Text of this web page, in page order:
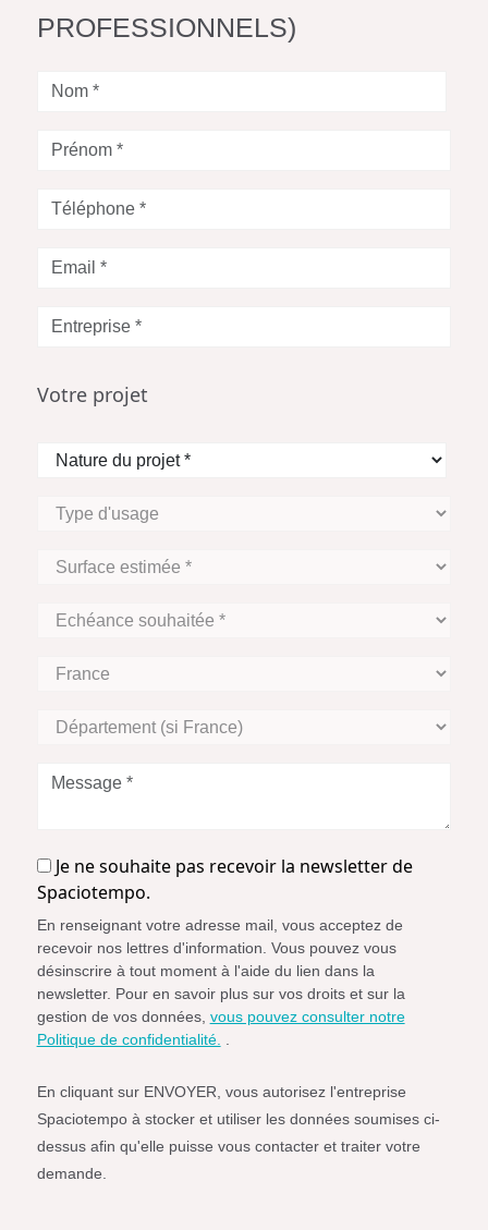
PROFESSIONNELS)
Nom
Prénom
Téléphone
Votre
Entreprise
Votre projet
Nature
projet
Type
Surface
Echéance
Zone
Département
France)
Message
Je
ne
souhaite
pas
recevoir
la
newsletter
de
Je ne souhaite pas recevoir la newsletter de
Spaciotempo.
En renseignant votre adresse mail, vous acceptez de
recevoir nos lettres d'information. Vous pouvez vous
désinscrire à tout moment à l'aide du lien dans la
newsletter. Pour en savoir plus sur vos droits et sur la
gestion de vos données, vous pouvez consulter notre
Politique de confidentialité.
En cliquant sur ENVOYER, vous autorisez l'entreprise
Spaciotempo à stocker et utiliser les données soumises ci-
dessus afin qu'elle puisse vous contacter et traiter votre
demande.